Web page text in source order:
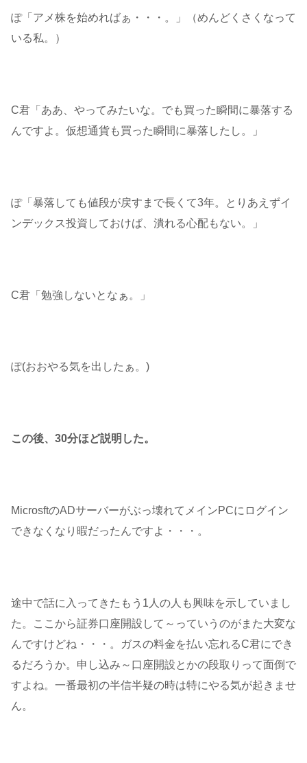
ぽ「アメ株を始めればぁ・・・。」（めんどくさくなって
いる私。）
C君「ああ、やってみたいな。でも買った瞬間に暴落する
んですよ。仮想通貨も買った瞬間に暴落したし。」
ぽ「暴落しても値段が戻すまで長くて3年。とりあえずイ
ンデックス投資しておけば、潰れる心配もない。」
C君「勉強しないとなぁ。」
ぽ(おおやる気を出したぁ。)
この後、30分ほど説明した。
MicrosftのADサーバーがぶっ壊れてメインPCにログイン
できなくなり暇だったんですよ・・・。
途中で話に入ってきたもう1人の人も興味を示していまし
た。ここから証券口座開設して～っていうのがまた大変な
んですけどね・・・。ガスの料金を払い忘れるC君にでき
るだろうか。申し込み～口座開設とかの段取りって面倒で
すよね。一番最初の半信半疑の時は特にやる気が起きませ
ん。